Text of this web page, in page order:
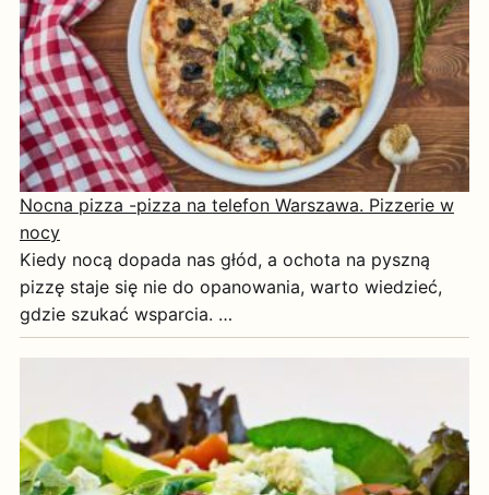
Nocna pizza -pizza na telefon Warszawa. Pizzerie w
nocy
Kiedy nocą dopada nas głód, a ochota na pyszną
pizzę staje się nie do opanowania, warto wiedzieć,
gdzie szukać wsparcia. …